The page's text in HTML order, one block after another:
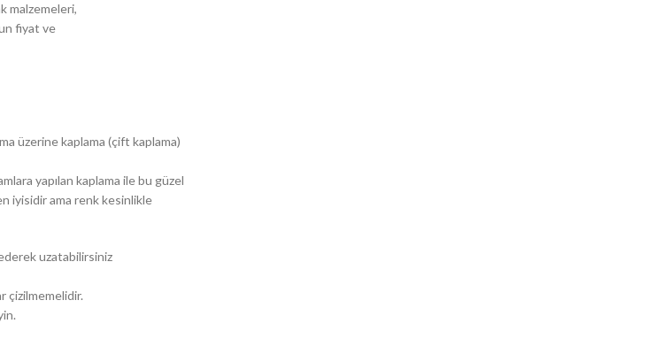
malzemeleri,
fiyat ve
üzerine kaplama (çift kaplama)
yapılan kaplama ile bu güzel
iyisidir ama renk kesinlikle
uzatabilirsiniz
çizilmemelidir.